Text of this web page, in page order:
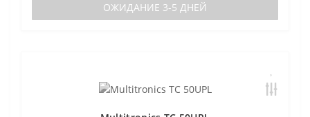
ОЖИДАНИЕ 3-5 ДНЕЙ